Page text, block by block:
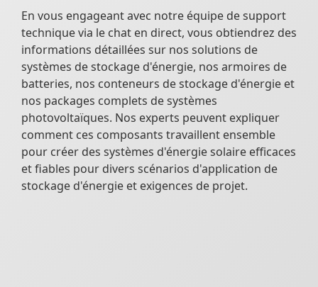
En vous engageant avec notre équipe de support
technique via le chat en direct, vous obtiendrez des
informations détaillées sur nos solutions de
systèmes de stockage d'énergie, nos armoires de
batteries, nos conteneurs de stockage d'énergie et
nos packages complets de systèmes
photovoltaïques. Nos experts peuvent expliquer
comment ces composants travaillent ensemble
pour créer des systèmes d'énergie solaire efficaces
et fiables pour divers scénarios d'application de
stockage d'énergie et exigences de projet.